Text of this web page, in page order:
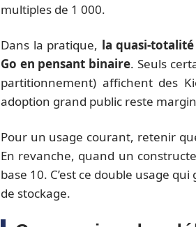
multiples de 1 000.
Dans la pratique, la quasi-
Go en pensant binaire. Seuls
partitionnement) affichent des
adoption grand public reste
Pour un usage courant, retenir
En revanche, quand un
base 10. C’est ce double usage
de stockage.